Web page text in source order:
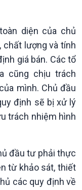
học & Công nghệ
công nghệ
với biến đổi
diện của chủ
lượng và tính
giá bán. Các tổ
cũng chịu trách
mình. Chủ đầu
định sẽ bị xử lý
trách nhiệm hình
đầu tư phải thực
từ khảo sát, thiết
các quy định về